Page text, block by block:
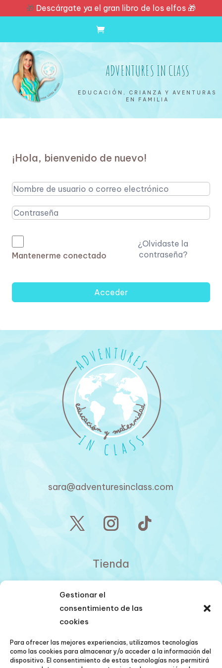
Gestionar el
consentimiento de las
cookies
Para ofrecer las mejores experiencias, utilizamos tecnologías
como las cookies para almacenar y/o acceder a la información del
dispositivo. El consentimiento de estas tecnologías nos permitirá
🎁 Descárgate ya el gran libro de los elfos 🎁
ADVENTURES IN CLASS
EDUCACIÓN, CRIANZA Y AVENTURAS
EN FAMILIA
¡Hola, bienvenido de nuevo!
Mantenerme conectado
¿Olvidaste la
contraseña?
Acceder
sara@adventuresinclass.com
Tienda
Blog
Mis libros
Formación